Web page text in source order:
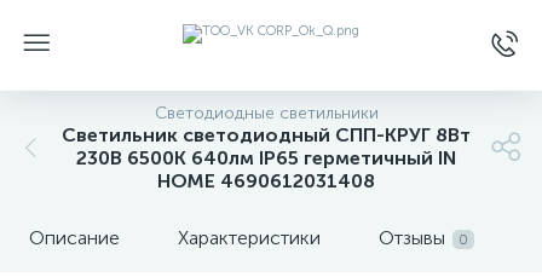
Светодиодные светильники
Светильник светодиодный СПП-КРУГ 8Вт
230В 6500К 640лм IP65 герметичный IN
HOME 4690612031408
Описание Характеристики Отзывы 0